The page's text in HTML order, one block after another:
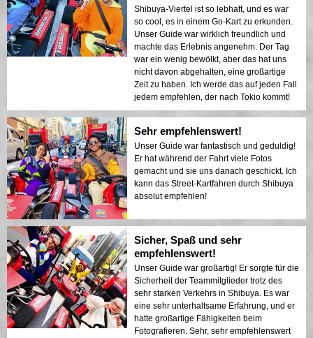
Shibuya-Viertel ist so lebhaft, und es war
so cool, es in einem Go-Kart zu erkunden.
Unser Guide war wirklich freundlich und
machte das Erlebnis angenehm. Der Tag
war ein wenig bewölkt, aber das hat uns
nicht davon abgehalten, eine großartige
Zeit zu haben. Ich werde das auf jeden Fall
jedem empfehlen, der nach Tokio kommt!
Sehr empfehlenswert!
Unser Guide war fantastisch und geduldig!
Er hat während der Fahrt viele Fotos
gemacht und sie uns danach geschickt. Ich
kann das Street-Kartfahren durch Shibuya
absolut empfehlen!
Sicher, Spaß und sehr
empfehlenswert!
Unser Guide war großartig! Er sorgte für die
Sicherheit der Teammitglieder trotz des
sehr starken Verkehrs in Shibuya. Es war
eine sehr unterhaltsame Erfahrung, und er
hatte großartige Fähigkeiten beim
Fotografieren. Sehr, sehr empfehlenswert